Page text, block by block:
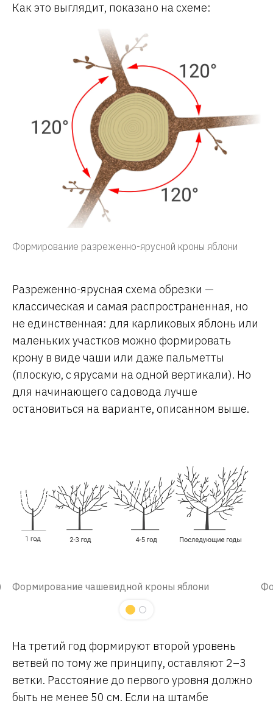
Как это выглядит, показано на схеме:
Формирование разреженно-ярусной кроны яблони
Разреженно-ярусная схема обрезки —
классическая и самая распространенная, но
не единственная: для карликовых яблонь или
маленьких участков можно формировать
крону в виде чаши или даже пальметты
(плоскую, с ярусами на одной вертикали). Но
для начинающего садовода лучше
остановиться на варианте, описанном выше.
Формирование чашевидной кроны яблони
На третий год формируют второй уровень
ветвей по тому же принципу, оставляют 2–3
ветки. Расстояние до первого уровня должно
быть не менее 50 см. Если на штамбе